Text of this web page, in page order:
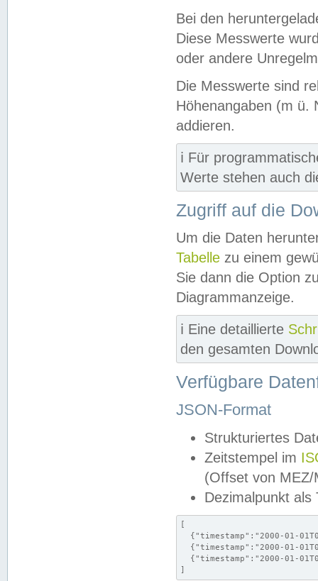
Bei den
Diese Messwerte
oder andere
Die Messwerte sind
Höhenangaben (m ü.
addieren.
ℹ️ Für
Werte stehen auch
Zugriff auf die
Um die Daten
Tabelle zu einem
Sie dann die Option
Diagrammanzeige.
ℹ️ Eine detaillierte
den gesamten
Verfügbare
JSON-Format
Strukturiertes
Zeitstempel im
(Offset von MEZ/
Dezimalpunkt als
[
{"timestamp":"2000-01-
{"timestamp":"2000-01-
{"timestamp":"2000-01-
]